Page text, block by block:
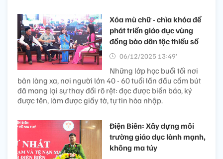
Xóa mù chữ - chìa khóa để
phát triển giáo dục vùng
đồng bào dân tộc thiểu số
06/12/2025 13:49’
Những lớp học buổi tối nơi
bản làng xa, nơi người lớn 40 - 60 tuổi lần đầu cầm bút
đã mang lại sự thay đổi rõ rệt: đọc được biển báo, ký
được tên, làm được giấy tờ, tự tin hòa nhập.
Điện Biên: Xây dựng môi
trường giáo dục lành mạnh,
không ma túy